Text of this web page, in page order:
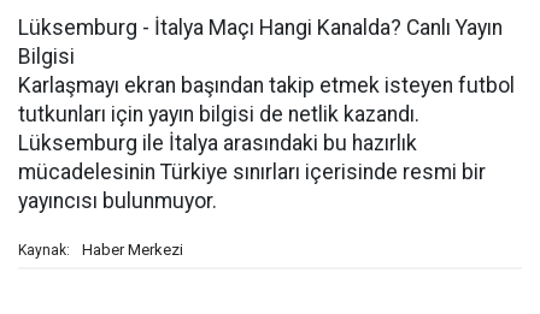
Lüksemburg - İtalya Maçı Hangi Kanalda? Canlı Yayın
Bilgisi
Karlaşmayı ekran başından takip etmek isteyen futbol
tutkunları için yayın bilgisi de netlik kazandı.
Lüksemburg ile İtalya arasındaki bu hazırlık
mücadelesinin Türkiye sınırları içerisinde resmi bir
yayıncısı bulunmuyor.
Kaynak: Haber Merkezi